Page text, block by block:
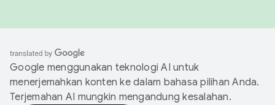
Google menggunakan teknologi AI untuk
menerjemahkan konten ke dalam bahasa pilihan Anda.
Terjemahan AI mungkin mengandung kesalahan.